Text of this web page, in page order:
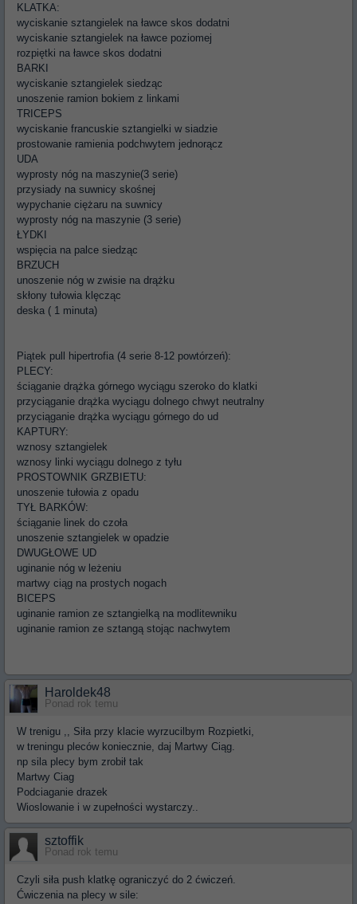
KLATKA:
wyciskanie sztangielek na ławce skos dodatni
wyciskanie sztangielek na ławce poziomej
rozpiętki na ławce skos dodatni
BARKI
wyciskanie sztangielek siedząc
unoszenie ramion bokiem z linkami
TRICEPS
wyciskanie francuskie sztangielki w siadzie
prostowanie ramienia podchwytem jednorącz
UDA
wyprosty nóg na maszynie(3 serie)
przysiady na suwnicy skośnej
wypychanie ciężaru na suwnicy
wyprosty nóg na maszynie (3 serie)
ŁYDKI
wspięcia na palce siedząc
BRZUCH
unoszenie nóg w zwisie na drążku
skłony tułowia klęcząc
deska ( 1 minuta)
Piątek pull hipertrofia (4 serie 8-12 powtórzeń):
PLECY:
ściąganie drążka górnego wyciągu szeroko do klatki
przyciąganie drążka wyciągu dolnego chwyt neutralny
przyciąganie drążka wyciągu górnego do ud
KAPTURY:
wznosy sztangielek
wznosy linki wyciągu dolnego z tyłu
PROSTOWNIK GRZBIETU:
unoszenie tułowia z opadu
TYŁ BARKÓW:
ściąganie linek do czoła
unoszenie sztangielek w opadzie
DWUGŁOWE UD
uginanie nóg w leżeniu
martwy ciąg na prostych nogach
BICEPS
uginanie ramion ze sztangielką na modlitewniku
uginanie ramion ze sztangą stojąc nachwytem
Haroldek48
Ponad rok temu
W trenigu ,, Siła przy klacie wyrzucilbym Rozpietki,
w treningu pleców koniecznie, daj Martwy Ciąg.
np sila plecy bym zrobił tak
Martwy Ciag
Podciaganie drazek
Wioslowanie i w zupełności wystarczy..
sztoffik
Ponad rok temu
Czyli siła push klatkę ograniczyć do 2 ćwiczeń.
Ćwiczenia na plecy w sile: